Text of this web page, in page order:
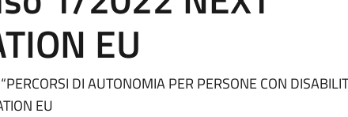
EU
DI AUTONOMIA PER PERSONE CON
EU